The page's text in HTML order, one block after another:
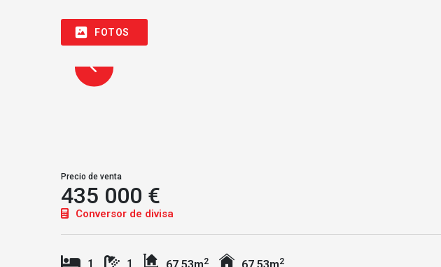
FOTOS
Precio de venta
435 000 €
Conversor de divisa
1 1 2 2